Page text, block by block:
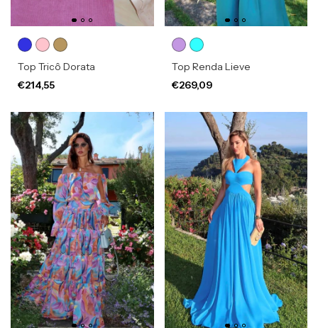
Top Tricô Dorata
€214,55
Top Renda Lieve
€269,09